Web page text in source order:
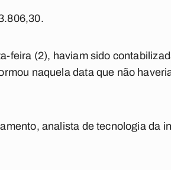
feira (2), haviam sido
naquela data que não
analista de tecnologia da